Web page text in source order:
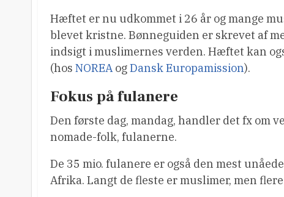
Hæftet er nu udkommet i 26 år og mange
blevet kristne. Bønneguiden er skrevet af
indsigt i muslimernes verden. Hæftet kan
(hos NOREA ogDansk Europamission).
Fokus på fulanere
Den første dag, mandag, handler det fx om
nomade-folk, fulanerne.
De 35 mio. fulanere er også den mest
Afrika. Langt de fleste er muslimer, men